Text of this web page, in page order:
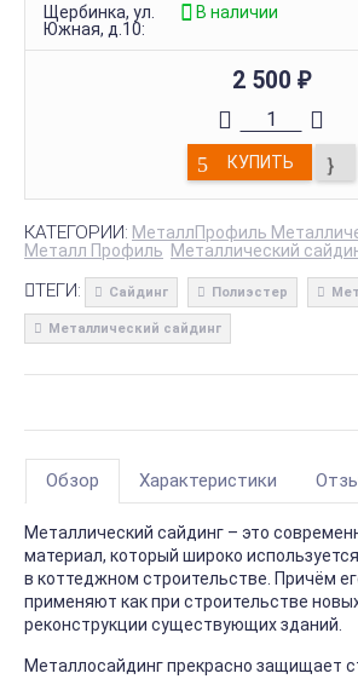
Щербинка, ул.
Южная, д.10:
В наличии
2 500 ₽
КУПИТЬ
КАТЕГОРИИ: МеталлПрофиль
Металл Профиль Металлический
ТЕГИ: Сайдинг Полиэстер
Металлический сайдинг
Обзор Характеристики
Металлический сайдинг – это
материал, который широко
в коттеджном строительстве. Причём
применяют как при строительстве
реконструкции существующих зданий.
Металлосайдинг прекрасно защищает